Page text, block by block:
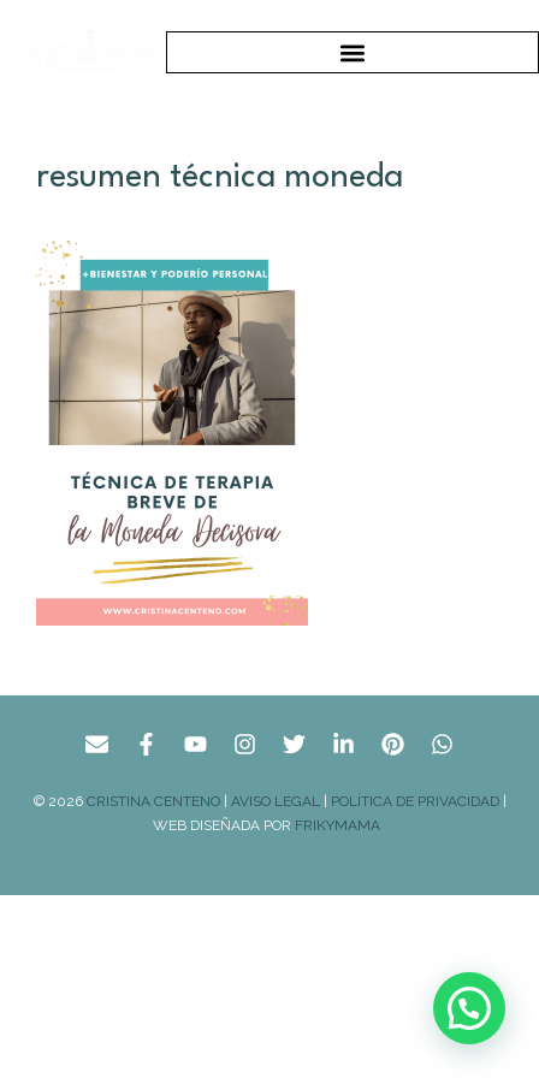
resumen técnica moneda
© 2026 CRISTINA CENTENO| AVISO LEGAL| POLÍTICA DE PRIVACIDAD|
WEB DISEÑADA POR FRIKYMAMA